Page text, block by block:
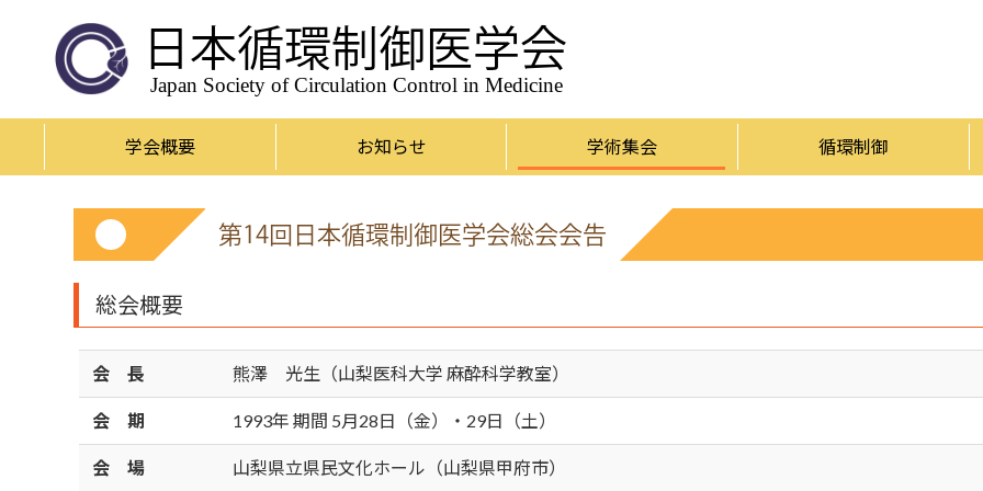
日本循環制御医学会
Japan Society of Circulation Control in Medicine
学会概要 お知らせ 学術集会 循環制御
第14回日本循環制御医学会総会会告
総会概要
会 長 熊澤 光生（山梨医科大学 麻酔科学教室）
会 期 1993年 期間 5月28日（金）・29日（土）
会 場 山梨県立県民文化ホール（山梨県甲府市）